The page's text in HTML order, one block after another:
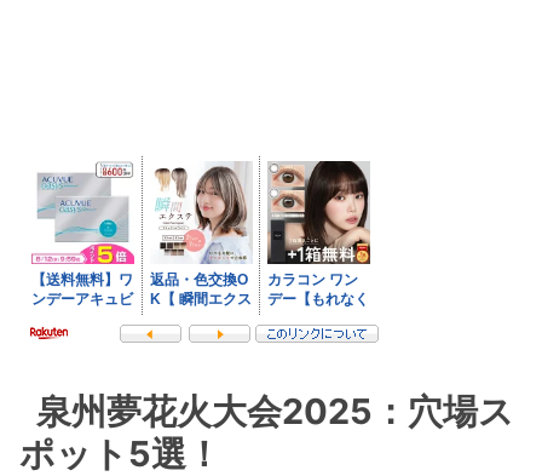
泉州夢花火大会2025：穴場ス
ポット5選！